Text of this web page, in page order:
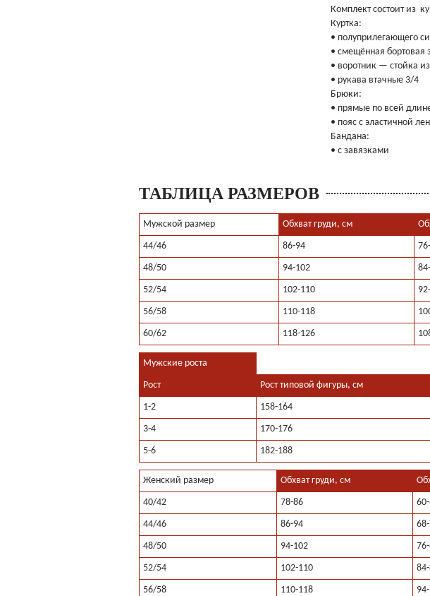
Комплект состоит из
Куртка:
• полуприлегающего
• смещённая бортовая
• воротник — стойка
• рукава втачные 3/4
Брюки:
• прямые по всей
• пояс с эластичной
Бандана:
• с завязками
ТАБЛИЦА РАЗМЕРОВ
Мужской размер Обхват груди, см
44/46 86-94
48/50 94-102
52/54 102-110
56/58 110-118
60/62 118-126
Мужские роста
Рост Рост типовой фигуры, см
1-2 158-164
3-4 170-176
5-6 182-188
Женский размер Обхват груди, см
40/42 78-86
44/46 86-94
48/50 94-102
52/54 102-110
56/58 110-118